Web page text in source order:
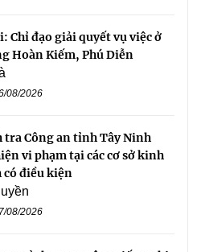
Chỉ đạo giải quyết vụ việc ở
Hoàn Kiếm, Phú Diễn
08/2026
tra Công an tỉnh Tây Ninh
vi phạm tại các cơ sở kinh
có điều kiện
08/2026